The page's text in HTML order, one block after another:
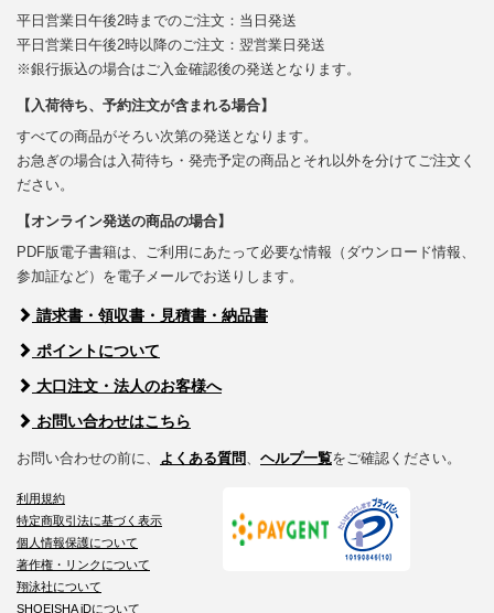
平日営業日午後2時までのご注文：当日発送
平日営業日午後2時以降のご注文：翌営業日発送
※銀行振込の場合はご入金確認後の発送となります。
【入荷待ち、予約注文が含まれる場合】
すべての商品がそろい次第の発送となります。
お急ぎの場合は入荷待ち・発売予定の商品とそれ以外を分けてご注文く
ださい。
【オンライン発送の商品の場合】
PDF版電子書籍は、ご利用にあたって必要な情報（ダウンロード情報、
参加証など）を電子メールでお送りします。
請求書・領収書・見積書・納品書
ポイントについて
大口注文・法人のお客様へ
お問い合わせはこちら
お問い合わせの前に、 よくある質問 ヘルプ一覧をご確認ください。
利用規約
特定商取引法に基づく表示
個人情報保護について
著作権・リンクについて
翔泳社について
SHOEISHA iDについて